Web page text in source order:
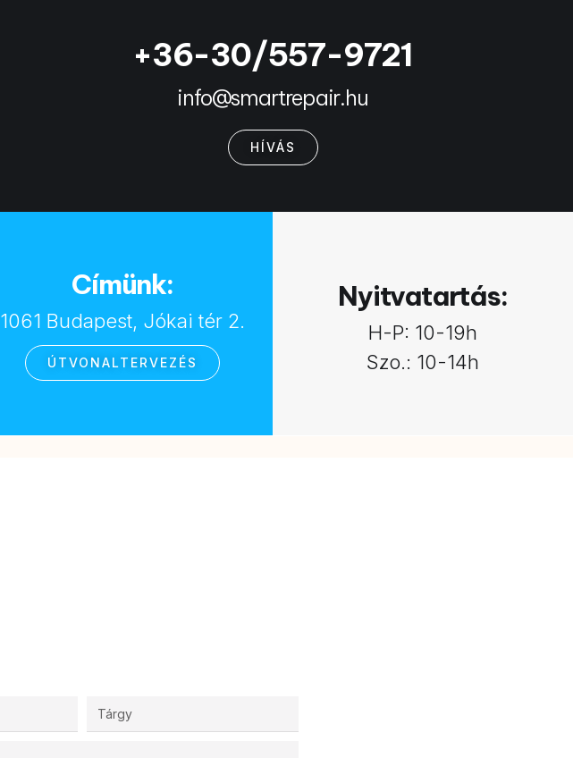
+36-30/557-9721
info@smartrepair.hu
HÍVÁS
Címünk:
1061 Budapest, Jókai tér 2.
ÚTVONALTERVEZÉS
Nyitvatartás:
H-P: 10-19h
Szo.: 10-14h